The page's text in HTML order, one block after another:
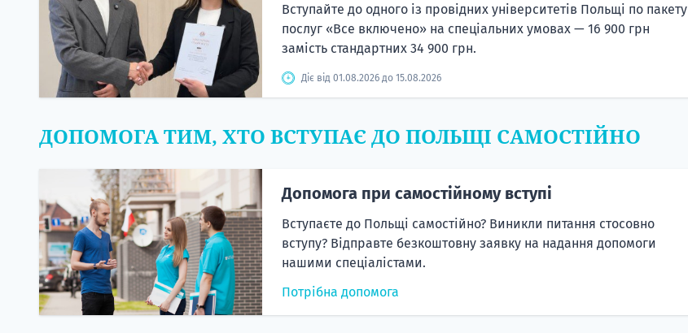
Вступайте до одного із провідних університетів Польщі по пакету
послуг «Все включено» на спеціальних умовах — 16 900 грн
замість стандартних 34 900 грн.
Діє від 01.08.2026 до 15.08.2026
ДОПОМОГА ТИМ, ХТО ВСТУПАЄ ДО ПОЛЬЩІ САМОСТІЙНО
Допомога при самостійному вступі
Вступаєте до Польщі самостійно? Виникли питання стосовно
вступу? Відправте безкоштовну заявку на надання допомоги
нашими спеціалістами.
Потрібна допомога